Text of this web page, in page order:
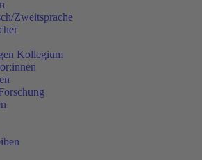
Zweitsprache
Kollegium